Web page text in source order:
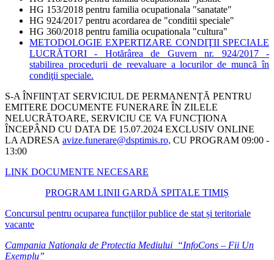
HG 153/2018 pentru familia ocupationala "sanatate"
HG 924/2017 pentru acordarea de "conditii speciale"
HG 360/2018 pentru familia ocupationala "cultura"
METODOLOGIE EXPERTIZARE CONDIŢII SPECIALE
LUCRĂTORI - Hotărârea de Guvern nr. 924/2017 -
stabilirea procedurii de reevaluare a locurilor de muncă în
condiţii speciale.
S-A ÎNFIINȚAT SERVICIUL DE PERMANENȚĂ PENTRU
EMITERE DOCUMENTE FUNERARE ÎN ZILELE
NELUCRĂTOARE, SERVICIU CE VA FUNCȚIONA
ÎNCEPÂND CU DATA DE 15.07.2024 EXCLUSIV ONLINE
LA ADRESA avize.funerare@dsptimis.ro, CU PROGRAM 09:00 -
13:00
LINK DOCUMENTE NECESARE
PROGRAM LINII GARDĂ SPITALE TIMIȘ
Concursul pentru ocuparea funcțiilor publice de stat și teritoriale
vacante
Campania Nationala de Protectia Mediului “InfoCons – Fii Un
Exemplu”